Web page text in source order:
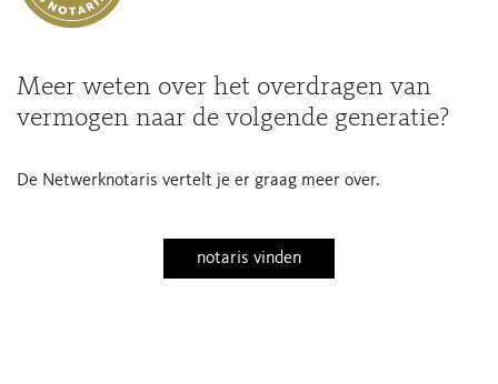
Meer weten over het overdragen van
vermogen naar de volgende generatie?
De Netwerknotaris vertelt je er graag meer over.
notaris vinden